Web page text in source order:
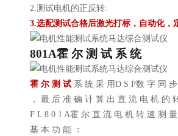
2.测试电机的正反转:
3.选配测试合格后激光打标，自动化，
801A霍 尔 测 试 系 统
霍 尔 测 试 系 统 采 用D S P数 字 同
， 最 后 准 确 计 算 出 直 流 电 机 的
F L 8 0 1 A霍 尔 直 流 电 机 转 速 测
基 本 功 能 ：